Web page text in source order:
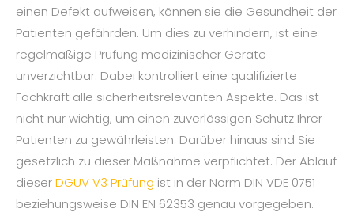
einen Defekt aufweisen, können sie die Gesundheit der
Patienten gefährden. Um dies zu verhindern, ist eine
regelmäßige Prüfung medizinischer Geräte
unverzichtbar. Dabei kontrolliert eine qualifizierte
Fachkraft alle sicherheitsrelevanten Aspekte. Das ist
nicht nur wichtig, um einen zuverlässigen Schutz Ihrer
Patienten zu gewährleisten. Darüber hinaus sind Sie
gesetzlich zu dieser Maßnahme verpflichtet. Der Ablauf
dieserDGUV V3 Prüfung ist in der Norm DIN VDE 0751
beziehungsweise DIN EN 62353 genau vorgegeben.